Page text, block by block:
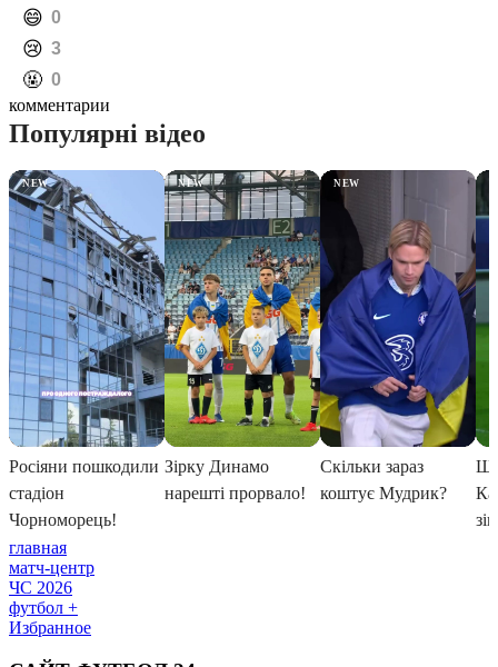
️😄 0
️😢 3
️🤬 0
комментарии
главная
матч-центр
ЧС 2026
футбол +
Избранное